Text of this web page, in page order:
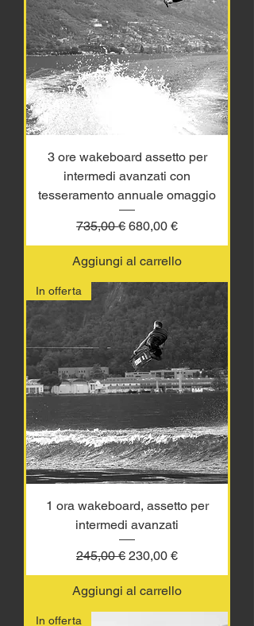
3 ore wakeboard assetto per
intermedi avanzati con
tesseramento annuale omaggio
Prezzo regolare
735,00 € Prezzo scontato
680,00 €
Aggiungi al carrello
In offerta
1 ora wakeboard, assetto per
intermedi avanzati
Prezzo regolare
245,00 € Prezzo scontato
230,00 €
Aggiungi al carrello
In offerta